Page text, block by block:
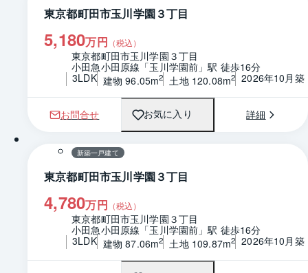
東京都町田市玉川学園３丁目
5,180万円 （税込）
東京都町田市玉川学園３丁目
小田急小田原線「玉川学園前」駅 徒歩16分
3LDK 建物 96.05m2 土地 120.08m2 2026年10月築
お問合せ お気に入り 詳細
1 / 0 間取り
新築一戸建て
東京都町田市玉川学園３丁目
4,780万円 （税込）
東京都町田市玉川学園３丁目
小田急小田原線「玉川学園前」駅 徒歩16分
3LDK 建物 87.06m2 土地 109.87m2 2026年10月築